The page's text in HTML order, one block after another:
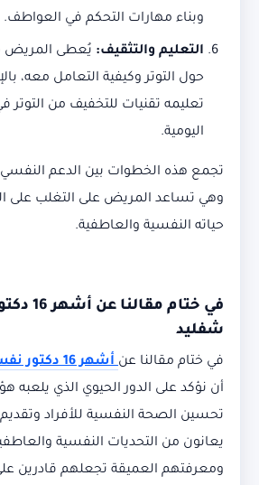
وبناء مهارات التحكم في العواطف.
التعليم والتثقيف: يُعطى المريض
حول التوتر وكيفية التعامل معه،
تعليمه تقنيات للتخفيف من التوتر
اليومية.
تجمع هذه الخطوات بين الدعم النفسي
وهي تساعد المريض على التغلب على
حياته النفسية والعاطفية.
في ختام مقالنا عن
أشهر
شفليد
في ختام مقالنا عن أشهر 16 دكتور نفسي في شفليد
أن نؤكد على الدور الحيوي الذي يلعبه
تحسين الصحة النفسية للأفراد وتقديم
يعانون من التحديات النفسية
ومعرفتهم العميقة تجعلهم قادرين